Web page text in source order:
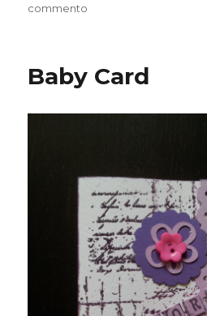
commento
Baby Card